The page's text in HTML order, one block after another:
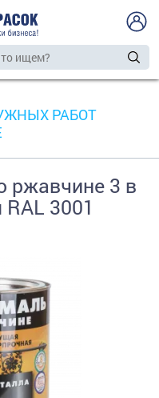
РАБОТ
ржавчине 3 в
3001